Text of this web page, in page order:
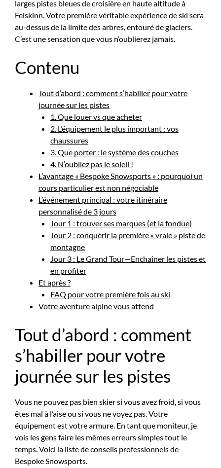
larges pistes bleues de croisière en haute altitude à
Felskinn. Votre première véritable expérience de ski sera
au-dessus de la limite des arbres, entouré de glaciers.
C’est une sensation que vous n’oublierez jamais.
Contenu
Tout d’abord : comment s’habiller pour votre
journée sur les pistes
1. Que louer vs que acheter
2. L’équipement le plus important : vos
chaussures
3. Que porter : le système des couches
4. N’oubliez pas le soleil !
L’avantage « Bespoke Snowsports » : pourquoi un
cours particulier est non négociable
L’événement principal : votre itinéraire
personnalisé de 3 jours
Jour 1 : trouver ses marques (et la fondue)
Jour 2 : conquérir la première « vraie » piste de
montagne
Jour 3 : Le Grand Tour—Enchaîner les pistes et
en profiter
Et après ?
FAQ pour votre première fois au ski
Votre aventure alpine vous attend
Tout d’abord : comment
s’habiller pour votre
journée sur les pistes
Vous ne pouvez pas bien skier si vous avez froid, si vous
êtes mal à l’aise ou si vous ne voyez pas. Votre
équipement est votre armure. En tant que moniteur, je
vois les gens faire les mêmes erreurs simples tout le
temps. Voici la liste de conseils professionnels de
Bespoke Snowsports.